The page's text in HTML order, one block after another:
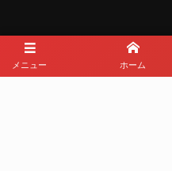
メニュー ホーム